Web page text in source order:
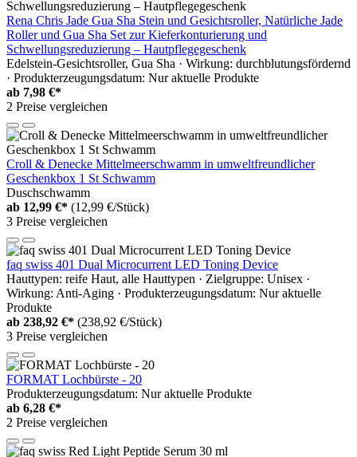
Rena Chris Jade Gua Sha Stein und Gesichtsroller, Natürliche Jade
Roller und Gua Sha Set zur Kieferkonturierung und
Schwellungsreduzierung – Hautpflegegeschenk
Edelstein-Gesichtsroller, Gua Sha · Wirkung: durchblutungsfördernd
· Produkterzeugungsdatum: Nur aktuelle Produkte
ab 7,98 €*
2 Preise vergleichen
Croll & Denecke Mittelmeerschwamm in umweltfreundlicher
Geschenkbox 1 St Schwamm
Duschschwamm
ab 12,99 €* (12,99 €/Stück)
3 Preise vergleichen
faq swiss 401 Dual Microcurrent LED Toning Device
Hauttypen: reife Haut, alle Hauttypen · Zielgruppe: Unisex ·
Wirkung: Anti-Aging · Produkterzeugungsdatum: Nur aktuelle
Produkte
ab 238,92 €* (238,92 €/Stück)
3 Preise vergleichen
FORMAT Lochbürste - 20
Produkterzeugungsdatum: Nur aktuelle Produkte
ab 6,28 €*
2 Preise vergleichen